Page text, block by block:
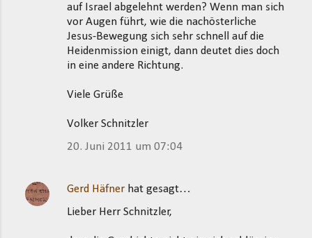
auf Israel abgelehnt werden? Wenn man sich
vor Augen führt, wie die nachösterliche
Jesus-Bewegung sich sehr schnell auf die
Heidenmission einigt, dann deutet dies doch
in eine andere Richtung.
Viele Grüße
Volker Schnitzler
20. Juni 2011 um 07:04
Gerd Häfner hat gesagt…
Lieber Herr Schnitzler,